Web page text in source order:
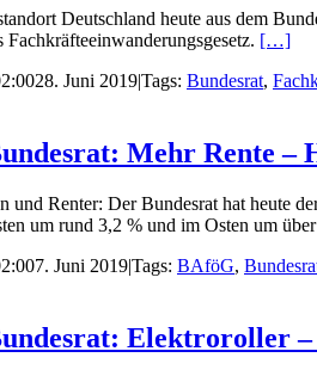
Deutschland heute aus dem
[…]
28. Juni 2019|Tags: Bundesrat,
Mehr Rente –
und Renter: Der Bundesrat hat heute
um rund 3,2 % und im Osten um
7. Juni 2019|Tags: BAföG,
Elektroroller